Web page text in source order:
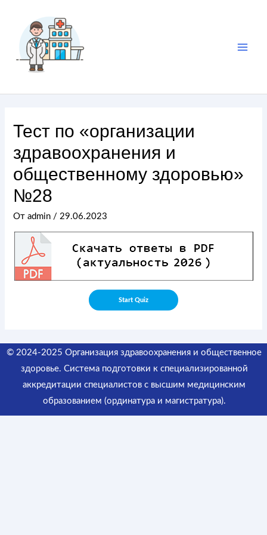
Тест по «организации
здравоохранения и
общественному здоровью»
№28
Отadmin / 29.06.2023
© 2024-2025 Организация здравоохранения и общественное
здоровье. Система подготовки к специализированной
аккредитации специалистов с высшим медицинским
образованием (ординатура и магистратура).